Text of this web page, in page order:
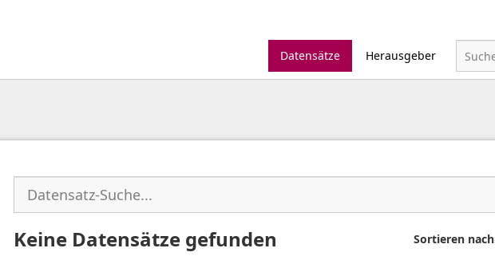
Datensätze
Herausgeber
Sortieren nach
Keine Datensätze gefunden